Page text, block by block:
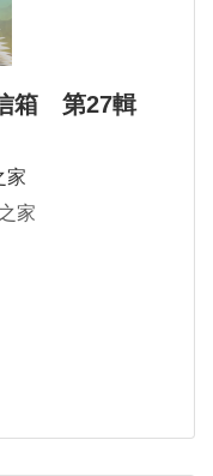
箱 第27輯
家
家